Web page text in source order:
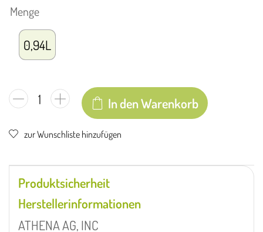
Menge
0,94L
In den Warenkorb
zur Wunschliste hinzufügen
Produktsicherheit
Herstellerinformationen
ATHENA AG, INC